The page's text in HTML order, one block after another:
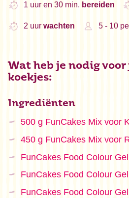
1 uur en 30 min. bereiden
2 uur wachten 5 - 10
Wat heb je nodig
koekjes:
Ingrediënten
500 g FunCakes Mix voor
450 g FunCakes Mix voor
FunCakes Food Colour
FunCakes Food Colour
FunCakes Food Colour